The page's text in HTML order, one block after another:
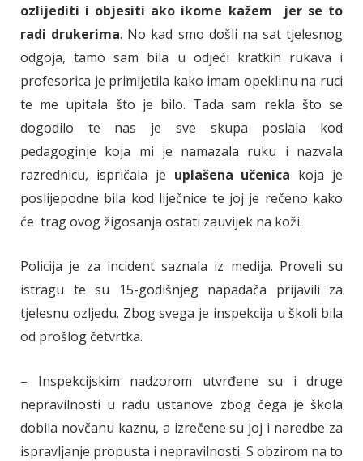
ozlijediti i objesiti ako ikome kažem jer se to
radi drukerima. No kad smo došli na sat tjelesnog
odgoja, tamo sam bila u odjeći kratkih rukava i
profesorica je primijetila kako imam opeklinu na ruci
te me upitala što je bilo. Tada sam rekla što se
dogodilo te nas je sve skupa poslala kod
pedagoginje koja mi je namazala ruku i nazvala
razrednicu, ispričala je uplašena učenica koja je
poslijepodne bila kod liječnice te joj je rečeno kako
će trag ovog žigosanja ostati zauvijek na koži.
Policija je za incident saznala iz medija. Proveli su
istragu te su 15-godišnjeg napadača prijavili za
tjelesnu ozljedu. Zbog svega je inspekcija u školi bila
od prošlog četvrtka.
– Inspekcijskim nadzorom utvrđene su i druge
nepravilnosti u radu ustanove zbog čega je škola
dobila novčanu kaznu, a izrečene su joj i naredbe za
ispravljanje propusta i nepravilnosti. S obzirom na to